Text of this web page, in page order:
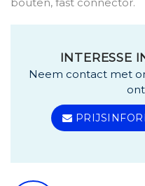
bouten, fast connector.
INTERESSE
Neem contact met